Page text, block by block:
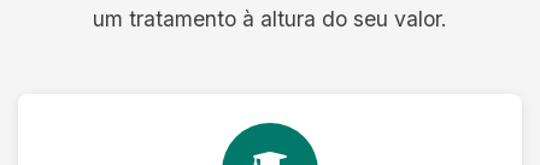
um tratamento à altura do seu valor.